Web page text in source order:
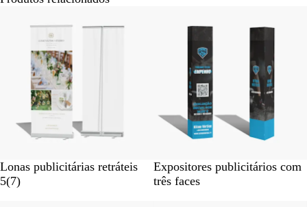
Lonas publicitárias retráteis
5(7)
Expositores publicitários com
três faces